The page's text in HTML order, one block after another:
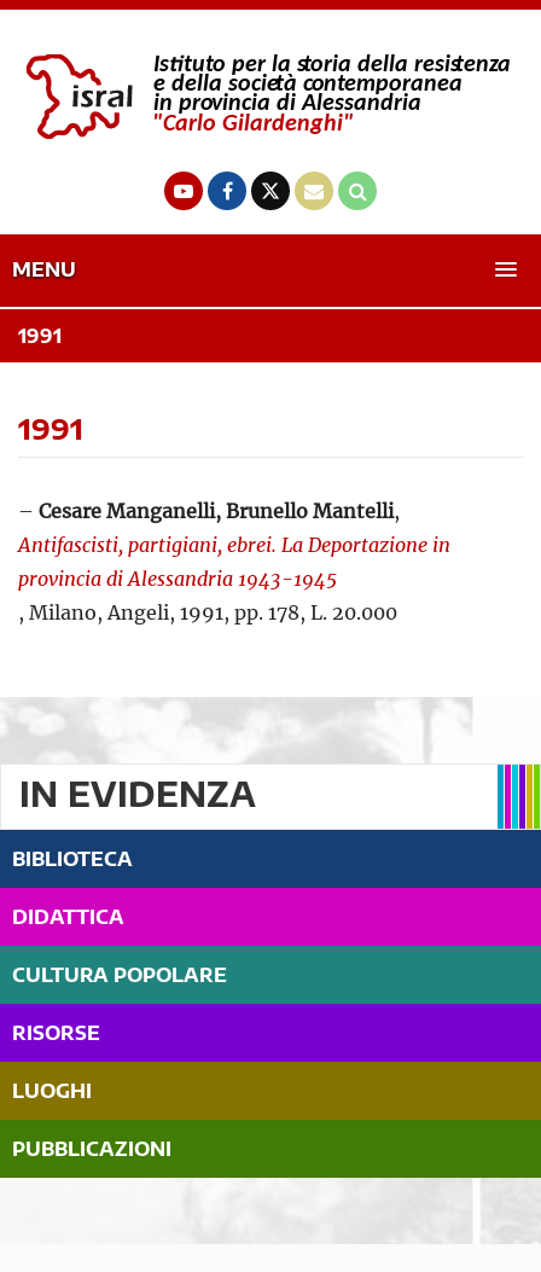
MENU
1991
1991
– Cesare Manganelli, Brunello Mantelli,
Antifascisti, partigiani, ebrei. La Deportazione in
provincia di Alessandria 1943-1945
, Milano, Angeli, 1991, pp. 178, L. 20.000
IN EVIDENZA
BIBLIOTECA
DIDATTICA
CULTURA POPOLARE
RISORSE
LUOGHI
PUBBLICAZIONI